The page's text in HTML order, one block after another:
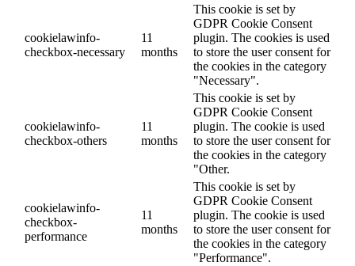
cookielawinfo-
checkbox-necessary
11
months
This cookie is set by
GDPR Cookie Consent
plugin. The cookies is used
to store the user consent for
the cookies in the category
"Necessary".
cookielawinfo-
checkbox-others
11
months
This cookie is set by
GDPR Cookie Consent
plugin. The cookie is used
to store the user consent for
the cookies in the category
"Other.
cookielawinfo-
checkbox-
performance
11
months
This cookie is set by
GDPR Cookie Consent
plugin. The cookie is used
to store the user consent for
the cookies in the category
"Performance".